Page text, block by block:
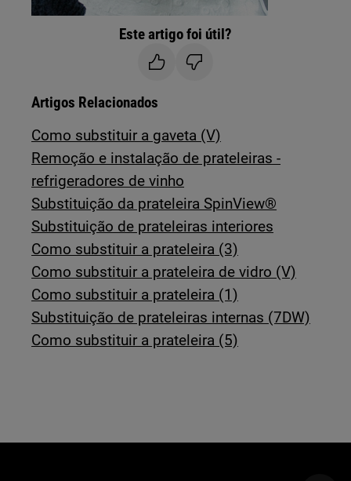
Este artigo foi útil?
Artigos Relacionados
Como substituir a gaveta (V)
Remoção e instalação de prateleiras -
refrigeradores de vinho
Substituição da prateleira SpinView®
Substituição de prateleiras interiores
Como substituir a prateleira (3)
Como substituir a prateleira de vidro (V)
Como substituir a prateleira (1)
Substituição de prateleiras internas (7DW)
Como substituir a prateleira (5)